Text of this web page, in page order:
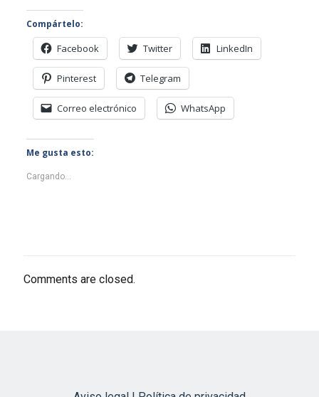
Compártelo:
Facebook Twitter LinkedIn
Pinterest Telegram
Correo electrónico WhatsApp
Me gusta esto:
Cargando...
Comments are closed.